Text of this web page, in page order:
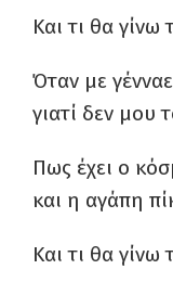
Και τι θα
Όταν με
γιατί δεν μου
Πως έχει ο
και η αγάπη
Και τι θα